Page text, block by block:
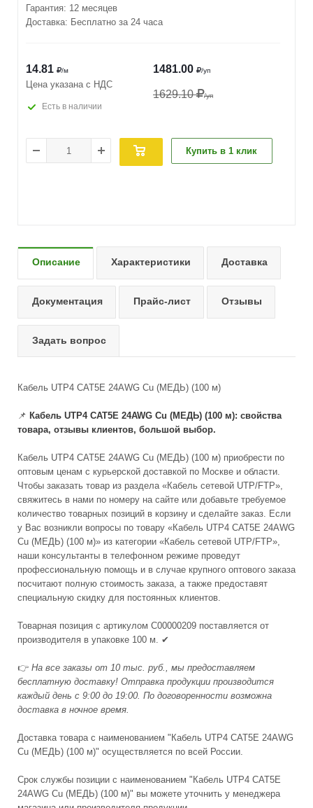
Гарантия: 12 месяцев
Доставка: Бесплатно за 24 часа
1481.00 /уп
1629.10 /уп
14.81 /м
Цена указана с НДС
Есть в наличии
Купить в 1 клик
Описание Характеристики Доставка
Документация Прайс-лист Отзывы
Задать вопрос
Кабель UTP4 CAT5E 24AWG Cu (МЕДЬ) (100 м)
📌 Кабель UTP4 CAT5E 24AWG Cu (МЕДЬ) (100 м): свойства
товара, отзывы клиентов, большой выбор.
Кабель UTP4 CAT5E 24AWG Cu (МЕДЬ) (100 м) приобрести по
оптовым ценам с курьерской доставкой по Москве и области.
Чтобы заказать товар из раздела «Кабель сетевой UTP/FTP»,
свяжитесь в нами по номеру на сайте или добавьте требуемое
количество товарных позиций в корзину и сделайте заказ. Если
у Вас возникли вопросы по товару «Кабель UTP4 CAT5E 24AWG
Cu (МЕДЬ) (100 м)» из категории «Кабель сетевой UTP/FTP»,
наши консультанты в телефонном режиме проведут
профессиональную помощь и в случае крупного оптового заказа
посчитают полную стоимость заказа, а также предоставят
специальную скидку для постоянных клиентов.
Товарная позиция с артикулом С00000209 поставляется от
производителя в упаковке 100 м. ✔
👉 На все заказы от 10 тыс. руб., мы предоставляем
бесплатную доставку! Отправка продукции производится
каждый день с 9:00 до 19:00. По договоренности возможна
доставка в ночное время.
Доставка товара с наименованием "Кабель UTP4 CAT5E 24AWG
Cu (МЕДЬ) (100 м)" осуществляется по всей России.
Срок службы позиции с наименованием "Кабель UTP4 CAT5E
24AWG Cu (МЕДЬ) (100 м)" вы можете уточнить у менеджера